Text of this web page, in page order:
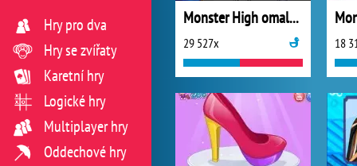
Monster High omalovánky 2
29 527x 18
Hry pro dva
Hry se zvířaty
Karetní hry
Logické hry
Multiplayer hry
Oddechové hry